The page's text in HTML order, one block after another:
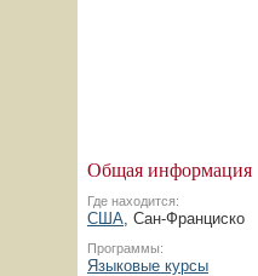
Общая информация
Где находится:
США, Сан-Франциско
Программы:
Языковые курсы